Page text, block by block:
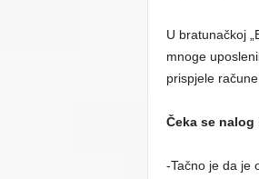
U bratunačkoj
mnoge
prispjele
Čeka se
-Tačno je da je